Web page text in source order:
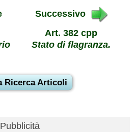
Successivo
Art. 382 cpp
Stato di flagranza.
Ricerca Articoli
Pubblicità